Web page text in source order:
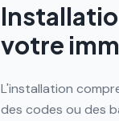
votre
L'installation
des codes ou des